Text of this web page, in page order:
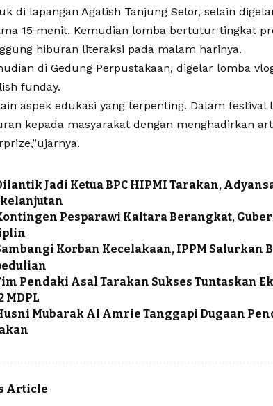
di lapangan Agatish Tanjung Selor, selain
15 menit. Kemudian lomba bertutur tingkat
hiburan literaksi pada malam harinya.
di Gedung Perpustakaan, digelar lomba
funday.
aspek edukasi yang terpenting. Dalam
kepada masyarakat dengan menghadirkan
Jadi Ketua BPC HIPMI Tarakan,
Pesparawi Kaltara Berangkat,
Korban Kecelakaan, IPPM Salurkan
Pendaki Asal Tarakan Sukses Tuntaskan
MDPL
Mubarak Al Amrie Tanggapi Dugaan
Article